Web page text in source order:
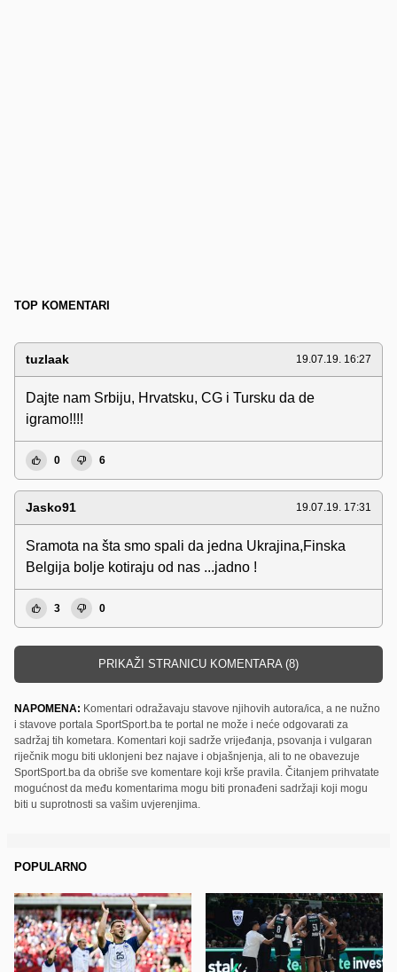
TOP KOMENTARI
tuzlaak 19.07.19. 16:27
Dajte nam Srbiju, Hrvatsku, CG i Tursku da de
igramo!!!!
0 6
Jasko91 19.07.19. 17:31
Sramota na šta smo spali da jedna Ukrajina,Finska
Belgija bolje kotiraju od nas ...jadno !
3 0
PRIKAŽI STRANICU KOMENTARA (8)
NAPOMENA: Komentari odražavaju stavove njihovih autora/ica, a ne nužno
i stavove portala SportSport.ba te portal ne može i neće odgovarati za
sadržaj tih kometara. Komentari koji sadrže vrijeđanja, psovanja i vulgaran
riječnik mogu biti uklonjeni bez najave i objašnjenja, ali to ne obavezuje
SportSport.ba da obriše sve komentare koji krše pravila. Čitanjem prihvatate
mogućnost da među komentarima mogu biti pronađeni sadržaji koji mogu
biti u suprotnosti sa vašim uvjerenjima.
POPULARNO